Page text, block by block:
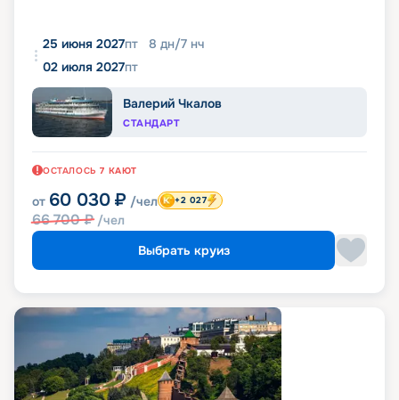
25 июня 2027пт 8 дн/7 нч
02 июля 2027пт
Валерий Чкалов
СТАНДАРТ
ОСТАЛОСЬ 7 КАЮТ
от 60 030 ₽ /чел
66 700₽ /чел
+2 027
Выбрать круиз